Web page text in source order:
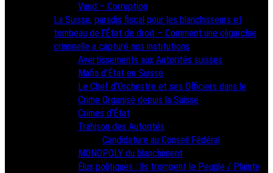
Vaud – Corruption
La Suisse, paradis fiscal pour les blanchisseurs et
tombeau de l’État de droit – Comment une oligarchie
criminelle a capturé nos institutions
Avertissements aux Autorités suisses
Mafia d’État en Suisse
Le Chef d’Orchestre et ses Officiers dans le
Crime Organisé depuis la Suisse
Crimes d’État
Trahison des Autorités
Candidature au Conseil Fédéral
MONOPOLY du blanchiment
Élus politiques : Ils trompent le Peuple / Plainte